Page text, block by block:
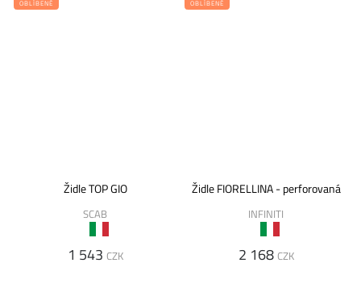
OBLÍBENÉ
Židle TOP GIO
SCAB
1 543 CZK
OBLÍBENÉ
Židle FIORELLINA - perforovaná
INFINITI
2 168 CZK